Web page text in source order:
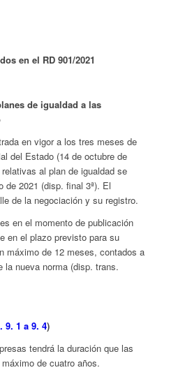
en el RD 901/2021
de igualdad a las
en vigor a los tres meses de
del Estado (14 de octubre de
al plan de igualdad se
de 2021 (disp. final 3ª). El
de la negociación y su registro.
en el momento de publicación
en el plazo previsto para su
máximo de 12 meses, contados a
la nueva norma (disp. trans.
9. 1 a 9. 4)
tendrá la duración que las
de cuatro años.